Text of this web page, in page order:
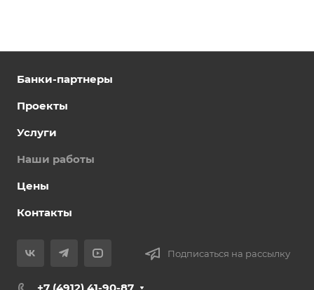
Банки-партнеры
Проекты
Услуги
Наши работы
Цены
Контакты
Подписаться на рассылку